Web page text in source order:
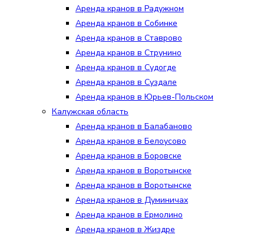
Аренда кранов в Радужном
Аренда кранов в Собинке
Аренда кранов в Ставрово
Аренда кранов в Струнино
Аренда кранов в Судогде
Аренда кранов в Суздале
Аренда кранов в Юрьев-Польском
Калужская область
Аренда кранов в Балабаново
Аренда кранов в Белоусово
Аренда кранов в Боровске
Аренда кранов в Воротынске
Аренда кранов в Воротынске
Аренда кранов в Думиничах
Аренда кранов в Ермолино
Аренда кранов в Жиздре